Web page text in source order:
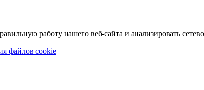
работу нашего веб-сайта и анализировать
файлов cookie